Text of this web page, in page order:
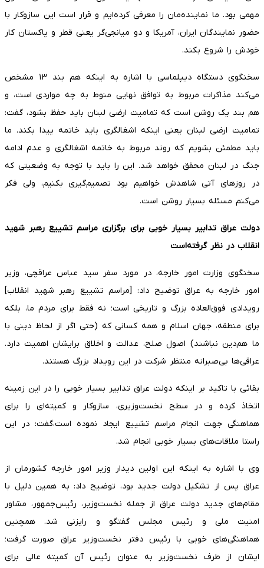
مهمی بود. ما نماینده‌مان را معرفی کرده‌ایم و قرار است این سازوکار با
حضور نمایندگان ایران، آمریکا و دو میانجی‌گر یعنی قطر و پاکستان کار
خودش را شروع بکند.
سخنگوی دستگاه دیپلماسی با اشاره به اینکه هم بند ۱۳ مشخص
می‌کند مذاکرات مربوط به توافق نهایی منوط به چه مواردی است، و
هم بند یک روشن است که تمامیت ارضی لبنان باید حفظ بشود، گفت:
تمامیت ارضی لبنان یعنی اینکه اشغالگری باید خاتمه پیدا بکند. ما
باید مطمئن بشویم که روند مربوط به خاتمه اشغالگری و عدم ادامه
جنگ در لبنان محقق خواهد شد. این را باید با توجه به وضعیتی که
در روزهای آتی شاهدش خواهیم بود تصمیم‌گیری بکنیم، ولی فکر
می‌کنم مسئله بسیار روشن است.
دولت عراق تدابیر بسیار خوبی برای برگزاری مراسم تشییع رهبر شهید
انقلاب در نظر گرفته‌است
سخنگوی وزارت امور خارجه، در مورد سفر سید عباس عراقچی، وزیر
امور خارجه به عراق توضیح داد: [مراسم تشییع رهبر شهید انقلاب]
رویدادی فوق‌العاده بزرگ و تاریخی است؛ نه فقط برای مردم ما، بلکه
برای منطقه، جهان اسلام و همه کسانی که (حتی اگر از لحاظ دینی با
ما هم‌دین نباشند) اصول صلح، عدالت و اخلاق برایشان اهمیت دارد.
عراقی‌ها بی‌صبرانه منتظر شرکت در این رویداد بزرگ هستند.
بقائی با تاکید بر اینکه دولت عراق تدابیر بسیار خوبی را در این زمینه
اتخاذ کرده و در سطح نخست‌وزیری، سازوکار و کمیته‌ای را برای
هماهنگی جهت انجام مراسم تشییع ایجاد نموده است،گفت: در این
راستا ملاقات‌های بسیار خوبی انجام شد.
وی با اشاره به اینکه این اولین دیدار وزیر امور خارجه کشورمان از
عراق پس از تشکیل دولت جدید بود، توضیح داد: به همین دلیل با
مقام‌های جدید دولت عراق از جمله نخست‌وزیر، رئیس‌جمهور، مشاور
امنیت ملی و رئیس مجلس گفتگو و رایزنی شد. همچنین
هماهنگی‌های خوبی با رئیس دفتر نخست‌وزیر عراق صورت گرفت؛
ایشان از طرف نخست‌وزیر به عنوان رئیس آن کمیته عالی برای